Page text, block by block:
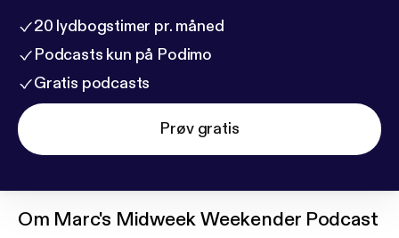
20 lydbogstimer pr. måned
Podcasts kun på Podimo
Gratis podcasts
Prøv gratis
Om Marc's Midweek Weekender Podcast